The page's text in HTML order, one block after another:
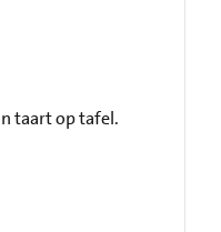
taart op tafel.